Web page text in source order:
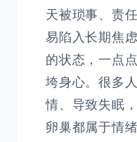
天被琐事、责
易陷入长期焦
的状态，一点
垮身心。很多
情、导致失眠
卵巢都属于情